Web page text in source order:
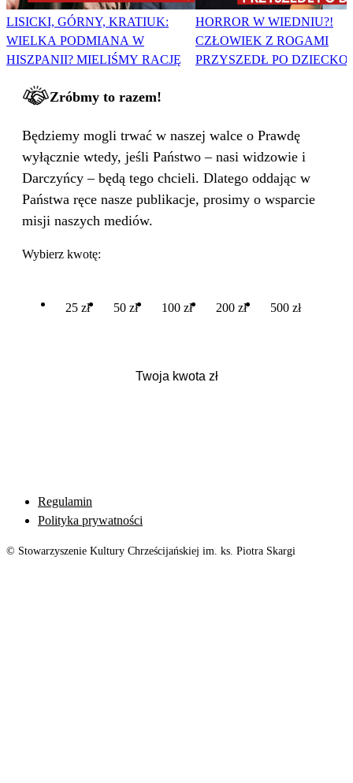
LISICKI, GÓRNY, KRATIUK:
WIELKA PODMIANA W
HISZPANII? MIELIŚMY RACJĘ
HORROR W WIEDNIU?!
CZŁOWIEK Z ROGAMI
PRZYSZEDŁ PO DZIECKO
Zróbmy to razem!
Będziemy mogli trwać w naszej walce o Prawdę
wyłącznie wtedy, jeśli Państwo – nasi widzowie i
Darczyńcy – będą tego chcieli. Dlatego oddając w
Państwa ręce nasze publikacje, prosimy o wsparcie
misji naszych mediów.
Wybierz kwotę:
25 zł 50 zł 100 zł 200 zł 500 zł
Regulamin
Polityka prywatności
© Stowarzyszenie Kultury Chrześcijańskiej im. ks. Piotra Skargi